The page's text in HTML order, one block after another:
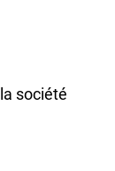
société